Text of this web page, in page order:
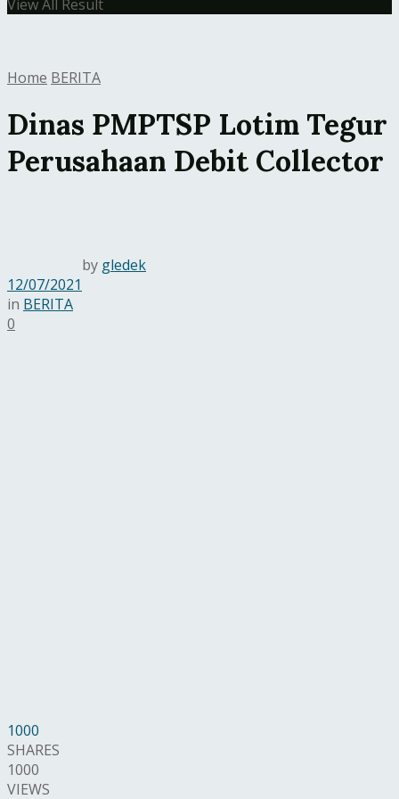
View All Result
Home BERITA
Dinas PMPTSP Lotim Tegur
Perusahaan Debit Collector
by gledek
12/07/2021
in BERITA
0
1000
SHARES
1000
VIEWS